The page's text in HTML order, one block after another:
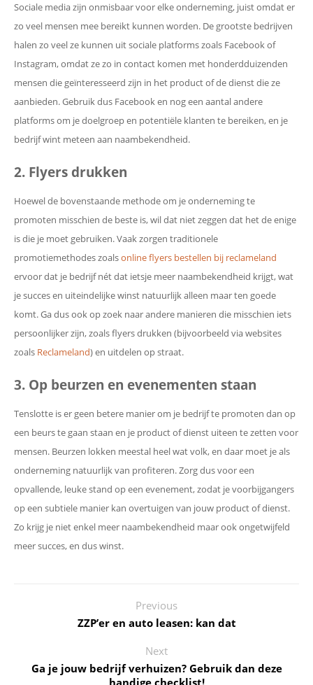
Sociale media zijn onmisbaar voor elke onderneming, juist omdat er
zo veel mensen mee bereikt kunnen worden. De grootste bedrijven
halen zo veel ze kunnen uit sociale platforms zoals Facebook of
Instagram, omdat ze zo in contact komen met honderdduizenden
mensen die geïnteresseerd zijn in het product of de dienst die ze
aanbieden. Gebruik dus Facebook en nog een aantal andere
platforms om je doelgroep en potentiële klanten te bereiken, en je
bedrijf wint meteen aan naambekendheid.
2. Flyers drukken
Hoewel de bovenstaande methode om je onderneming te
promoten misschien de beste is, wil dat niet zeggen dat het de enige
is die je moet gebruiken. Vaak zorgen traditionele
promotiemethodes zoalsonline flyers bestellen bij reclameland
ervoor dat je bedrijf nét dat ietsje meer naambekendheid krijgt, wat
je succes en uiteindelijke winst natuurlijk alleen maar ten goede
komt. Ga dus ook op zoek naar andere manieren die misschien iets
persoonlijker zijn, zoals flyers drukken (bijvoorbeeld via websites
zoals Reclameland) en uitdelen op straat.
3. Op beurzen en evenementen staan
Tenslotte is er geen betere manier om je bedrijf te promoten dan op
een beurs te gaan staan en je product of dienst uiteen te zetten voor
mensen. Beurzen lokken meestal heel wat volk, en daar moet je als
onderneming natuurlijk van profiteren. Zorg dus voor een
opvallende, leuke stand op een evenement, zodat je voorbijgangers
op een subtiele manier kan overtuigen van jouw product of dienst.
Zo krijg je niet enkel meer naambekendheid maar ook ongetwijfeld
meer succes, en dus winst.
Previous
ZZP’er en auto leasen: kan dat
Next
Ga je jouw bedrijf verhuizen? Gebruik dan deze
handige checklist!